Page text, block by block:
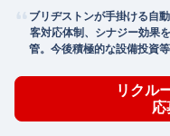
ブリヂストンが手掛ける自
客対応体制、シナジー効果
管。今後積極的な設備投資
リクル
応